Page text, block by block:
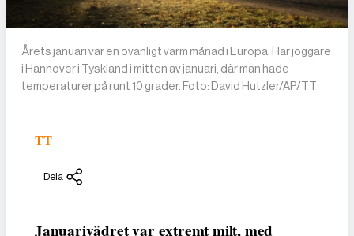
Årets januari var en ovanligt varm månad i Europa. Här joggare
i Hannover i Tyskland i mitten av januari, där man hade
temperaturer på runt 10 grader. Foto: David Hutzler/AP/TT
TT
Dela
Januarivädret var extremt milt, med